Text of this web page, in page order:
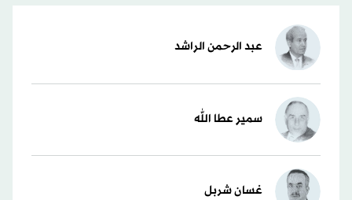
عبد الرحمن الراشد
سمير عطا الله
غسان شربل